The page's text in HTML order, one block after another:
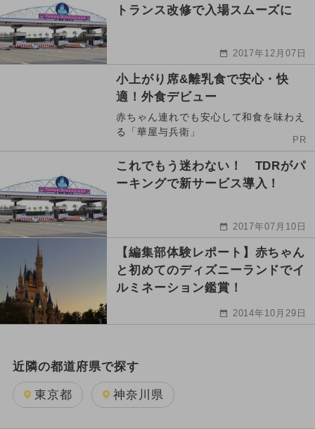
トランス改修で入場スムーズに
2017年12月07日
小上がり席&離乳食で安心・快
適！外食デビュー
赤ちゃん連れでも安心して和食を味わえ
る「華屋与兵衛」
PR
これでもう迷わない！ TDRがパ
ーキングで新サービス導入！
2017年07月10日
【編集部体験レポート】赤ちゃん
と初めてのディズニーランドでイ
ルミネーション鑑賞！
2014年10月29日
近隣の都道府県で探す
東京都 神奈川県